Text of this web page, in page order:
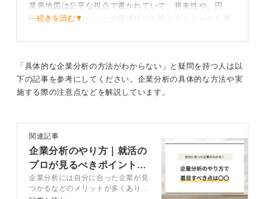
業界地図は公平な視点で書かれていて、将来性や、円
安・政治情勢といった外部環境の影響などと合わせた業
ることがポイント
まず1つは「顧客」です。その企業が誰に商品やサービス
を提供しているかを明確にします。また、その顧客のど
んな課題を解決しているか、といった提供価値について
も調べましょう。
さらに「事業の流れ」についても企業研究で深掘るべき
⋯続きを読む▼
「具体的な企業分析の方法がわからない」と疑問を持つ人は以
下の記事を参考にしてください。企業分析の具体的な方法や実
施する際の注意点などを解説しています。
関連記事
企業分析のやり方｜就活の
プロが見るべきポイントや
注意点を解説
企業分析には自分に合った企業が見
つかるなどのメリットが多くありま